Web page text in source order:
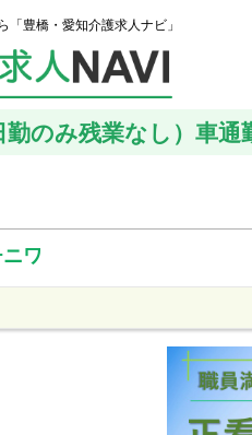
豊橋・愛知介護求人ナビ」
のみ残業なし）車通
ワ